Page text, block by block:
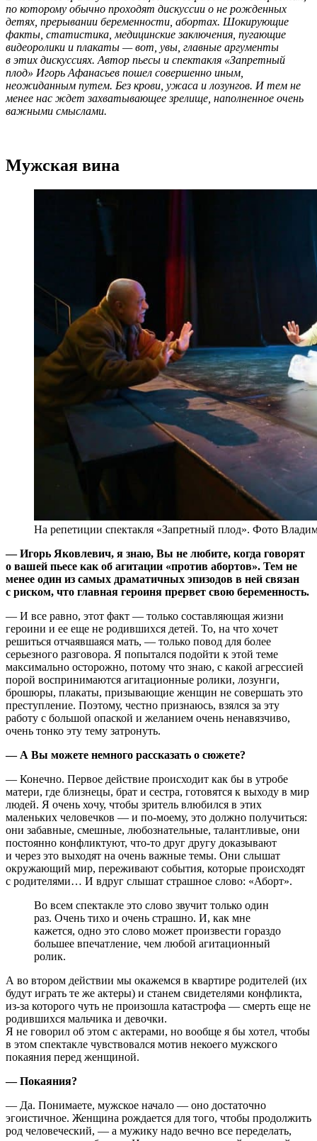
по которому обычно проходят дискуссии о не рожденных
детях, прерывании беременности, абортах. Шокирующие
факты, статистика, медицинские заключения, пугающие
видеоролики и плакаты — вот, увы, главные аргументы
в этих дискуссиях. Автор пьесы и спектакля «Запретный
плод» Игорь Афанасьев пошел совершенно иным,
неожиданным путем. Без крови, ужаса и лозунгов. И тем не
менее нас ждет захватывающее зрелище, наполненное очень
важными смыслами.
Мужская вина
На репетиции спектакля «Запретный плод». Фото
— Игорь Яковлевич, я знаю, Вы не любите, когда говорят
о вашей пьесе как об агитации «против абортов». Тем не
менее один из самых драматичных эпизодов в ней связан
с риском, что главная героиня прервет свою беременность.
— И все равно, этот факт — только составляющая жизни
героини и ее еще не родившихся детей. То, на что хочет
решиться отчаявшаяся мать, — только повод для более
серьезного разговора. Я попытался подойти к этой теме
максимально осторожно, потому что знаю, с какой агрессией
порой воспринимаются агитационные ролики, лозунги,
брошюры, плакаты, призывающие женщин не совершать это
преступление. Поэтому, честно признаюсь, взялся за эту
работу с большой опаской и желанием очень ненавязчиво,
очень тонко эту тему затронуть.
— А Вы можете немного рассказать о сюжете?
— Конечно. Первое действие происходит как бы в утробе
матери, где близнецы, брат и сестра, готовятся к выходу в мир
людей. Я очень хочу, чтобы зритель влюбился в этих
маленьких человечков — и по-моему, это должно получиться:
они забавные, смешные, любознательные, талантливые, они
постоянно конфликтуют, что-то друг другу доказывают
и через это выходят на очень важные темы. Они слышат
окружающий мир, переживают события, которые происходят
с родителями… И вдруг слышат страшное слово: «Аборт».
Во всем спектакле это слово звучит только один
раз. Очень тихо и очень страшно. И, как мне
кажется, одно это слово может произвести гораздо
большее впечатление, чем любой агитационный
ролик.
А во втором действии мы окажемся в квартире родителей (их
будут играть те же актеры) и станем свидетелями конфликта,
из-за которого чуть не произошла катастрофа — смерть еще не
родившихся мальчика и девочки.
Я не говорил об этом с актерами, но вообще я бы хотел, чтобы
в этом спектакле чувствовался мотив некоего мужского
покаяния перед женщиной.
— Покаяния?
— Да. Понимаете, мужское начало — оно достаточно
эгоистичное. Женщина рождается для того, чтобы продолжить
род человечес­кий, — а мужику надо вечно все переделать,